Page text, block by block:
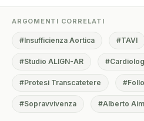
ARGOMENTI CORRELATI
#Insufficienza Aortica #TAVI
#Studio ALIGN-AR
#Protesi Transcatetere
#Sopravvivenza #Alberto